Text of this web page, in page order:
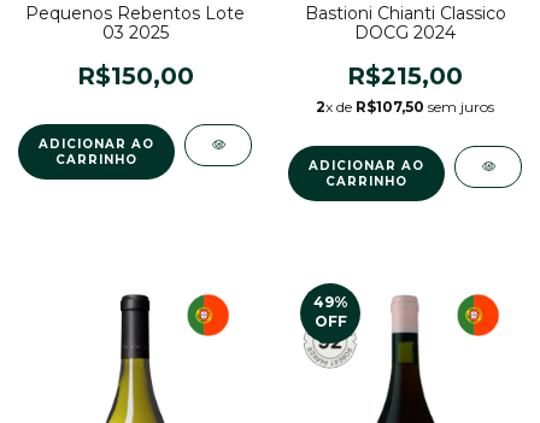
Pequenos Rebentos Lote
03 2025
R$150,00
Bastioni Chianti Classico
DOCG 2024
R$215,00
2x de R$107,50 sem juros
49%
OFF